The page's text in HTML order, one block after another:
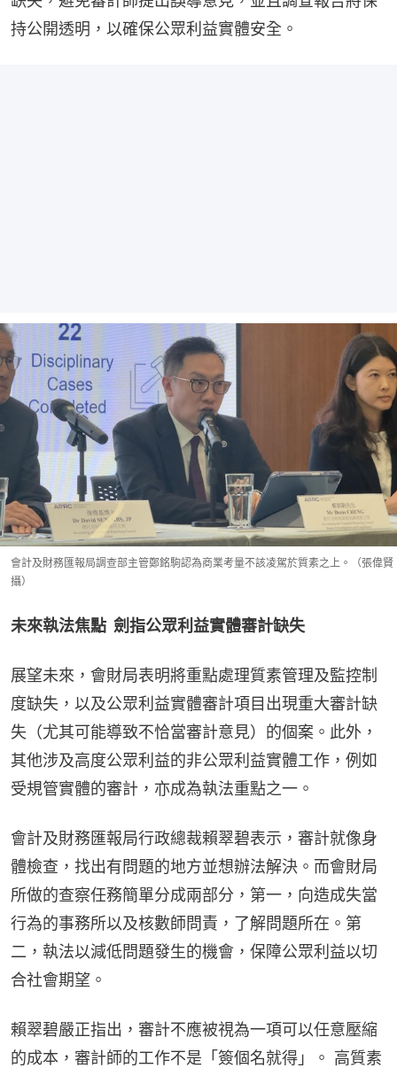
持公開透明，以確保公眾利益實體安全。
會計及財務匯報局調查部主管鄭銘駒認為商業考量不該凌駕於質素之上。（張偉賢
攝）
未來執法焦點  劍指公眾利益實體審計缺失
展望未來，會財局表明將重點處理質素管理及監控制
度缺失，以及公眾利益實體審計項目出現重大審計缺
失（尤其可能導致不恰當審計意見）的個案。此外，
其他涉及高度公眾利益的非公眾利益實體工作，例如
受規管實體的審計，亦成為執法重點之一。
會計及財務匯報局行政總裁賴翠碧表示，審計就像身
體檢查，找出有問題的地方並想辦法解決。而會財局
所做的查察任務簡單分成兩部分，第一，向造成失當
行為的事務所以及核數師問責，了解問題所在。第
二，執法以減低問題發生的機會，保障公眾利益以切
合社會期望。
賴翠碧嚴正指出，審計不應被視為一項可以任意壓縮
的成本，審計師的工作不是「簽個名就得」。 高質素